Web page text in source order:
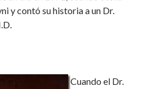
y contó su historia a un Dr.
Cuando el Dr.